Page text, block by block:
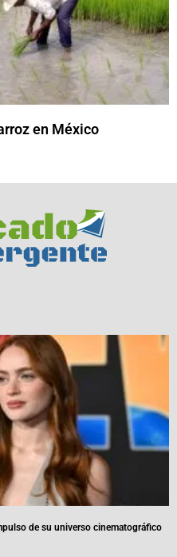
en México
de su universo cinematográfico